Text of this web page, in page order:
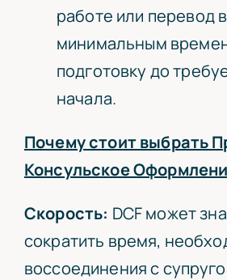
работе или перевод
минимальным
подготовку до
начала.
Почему стоит выбрать
Консульское
Скорость: DCFможет
сократить время,
воссоединения с